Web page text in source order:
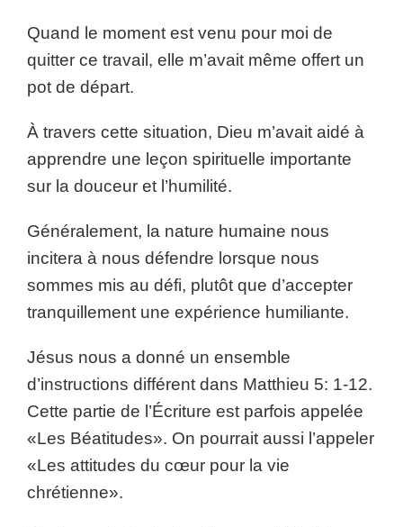
Quand le moment est venu pour moi de
quitter ce travail, elle m’avait même offert un
pot de départ.
À travers cette situation, Dieu m’avait aidé à
apprendre une leçon spirituelle importante
sur la douceur et l’humilité.
Généralement, la nature humaine nous
incitera à nous défendre lorsque nous
sommes mis au défi, plutôt que d’accepter
tranquillement une expérience humiliante.
Jésus nous a donné un ensemble
d’instructions différent dans Matthieu 5: 1-12.
Cette partie de l’Écriture est parfois appelée
«Les Béatitudes». On pourrait aussi l’appeler
«Les attitudes du cœur pour la vie
chrétienne».